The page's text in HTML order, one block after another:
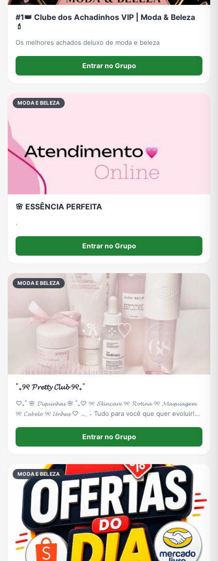
#1👑 Clube dos Achadinhos VIP | Moda & Beleza
💄
Os melhores achados deluxo de moda e beleza
Entrar no Grupo
MODA E BELEZA
🌸 ESSÊNCIA PERFEITA
.
Entrar no Grupo
MODA E BELEZA
˚₊୨୧ 𝓟𝓻𝓮𝓽𝓽𝔂 𝓒𝓵𝓾𝓫 ୨୧₊˚
♡₊˚ 🌸 𝓓𝓲𝓺𝓾𝓲𝓷𝓱𝓪𝓼 🌸 ˚₊♡ ୨୧ 𝓢𝓴𝓲𝓷𝓬𝓪𝓻𝓮 ୨୧ 𝓡𝓸𝓽𝓲𝓷𝓪 ୨୧ 𝓜𝓪𝓺𝓾𝓲𝓪𝓰𝓮𝓶
୨୧ 𝓒𝓪𝓫𝓮𝓵𝓸 ୨୧ 𝓤𝓷𝓱𝓪𝓼 ♡ 𓂃 ࣪˖ Tudo para você que quer evoluir!
Entrar no Grupo
MODA E BELEZA